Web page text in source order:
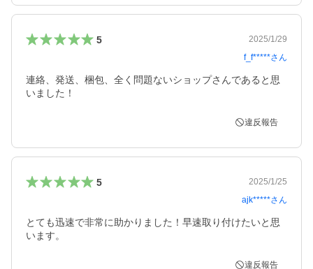
5
2025/1/29
f_f*****さん
連絡、発送、梱包、全く問題ないショップさんであると思
いました！
違反報告
5
2025/1/25
ajk*****さん
とても迅速で非常に助かりました！早速取り付けたいと思
います。
違反報告